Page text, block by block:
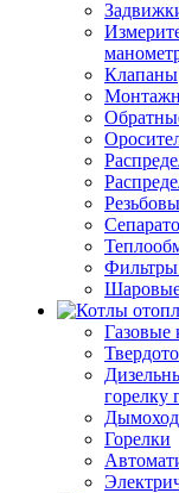
Клапаны
Фильтры
Газовые
горелку
Горелки